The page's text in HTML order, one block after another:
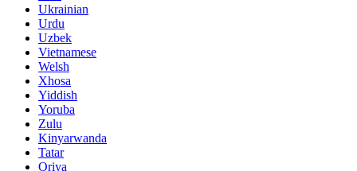
Ukrainian
Urdu
Uzbek
Vietnamese
Welsh
Xhosa
Yiddish
Yoruba
Zulu
Kinyarwanda
Tatar
Oriya